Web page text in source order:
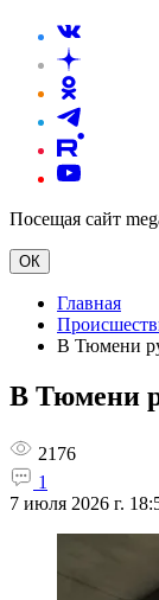
Посещая сайт
ОК
Главная
В Тюмени
В Тюмени
2176
1
7 июля 2026 г.